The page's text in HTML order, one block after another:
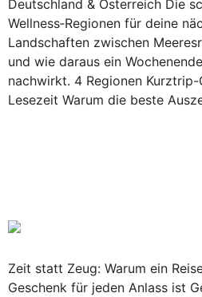
Deutschland & Österreich Die
Wellness‑Regionen für deine
Landschaften zwischen
und wie daraus ein
nachwirkt. 4 Regionen Kurztrip-
Lesezeit Warum die beste
Zeit statt Zeug: Warum ein
Geschenk für jeden Anlass ist